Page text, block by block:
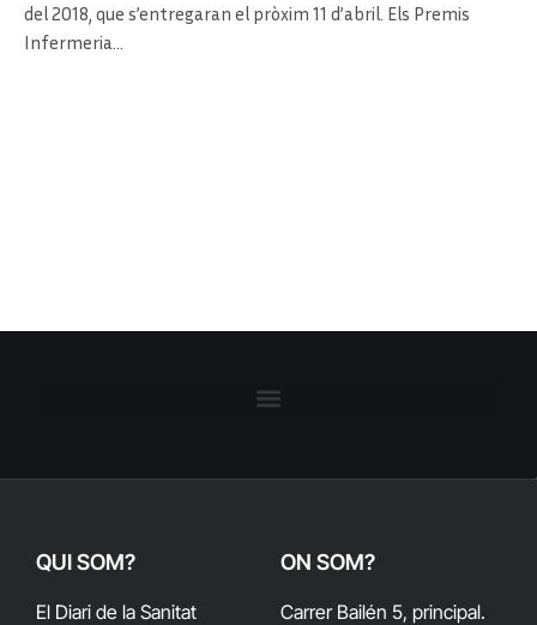
del 2018, que s’entregaran el pròxim 11 d’abril. Els Premis
Infermeria…
QUI SOM?
El Diari de la Sanitat
ON SOM?
Carrer Bailén 5, principal.